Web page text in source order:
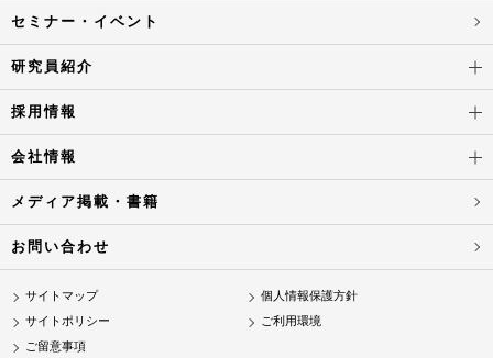
セミナー・イベント
研究員紹介
採用情報
会社情報
メディア掲載・書籍
お問い合わせ
サイトマップ
個人情報保護方針
サイトポリシー
ご利用環境
ご留意事項